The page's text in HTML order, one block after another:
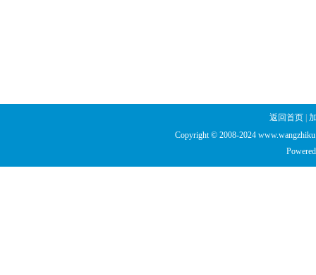
返回首页
Copyright © 2008-2024